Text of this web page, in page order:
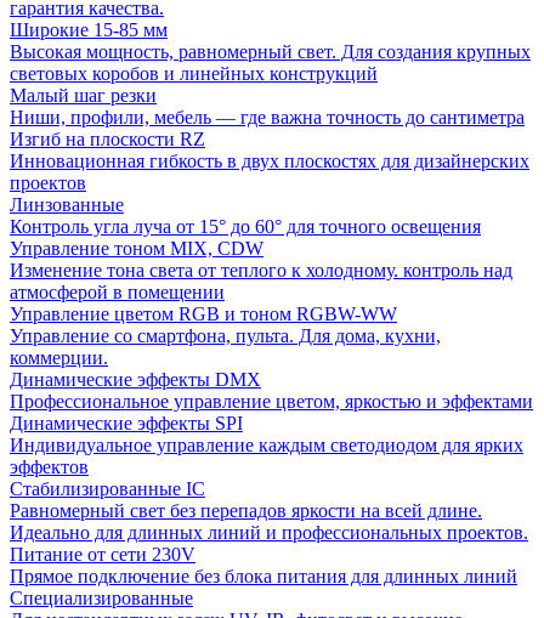
гарантия качества.
Широкие 15-85 мм
Высокая мощность, равномерный свет. Для создания крупных
световых коробов и линейных конструкций
Малый шаг резки
Ниши, профили, мебель — где важна точность до сантиметра
Изгиб на плоскости RZ
Инновационная гибкость в двух плоскостях для дизайнерских
проектов
Линзованные
Контроль угла луча от 15° до 60° для точного освещения
Управление тоном MIX, CDW
Изменение тона света от теплого к холодному. контроль над
атмосферой в помещении
Управление цветом RGB и тоном RGBW-WW
Управление со смартфона, пульта. Для дома, кухни,
коммерции.
Динамические эффекты DMX
Профессиональное управление цветом, яркостью и эффектами
Динамические эффекты SPI
Индивидуальное управление каждым светодиодом для ярких
эффектов
Стабилизированные IC
Равномерный свет без перепадов яркости на всей длине.
Идеально для длинных линий и профессиональных проектов.
Питание от сети 230V
Прямое подключение без блока питания для длинных линий
Специализированные